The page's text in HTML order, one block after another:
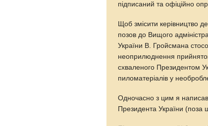
підписаний та офіційно
Щоб змісити керівництво
позов до Вищого
України В. Гройсмана
неоприлюднення
схваленого Президентом
пиломатеріалів у
Одночасно з цим я
Президента України (поза